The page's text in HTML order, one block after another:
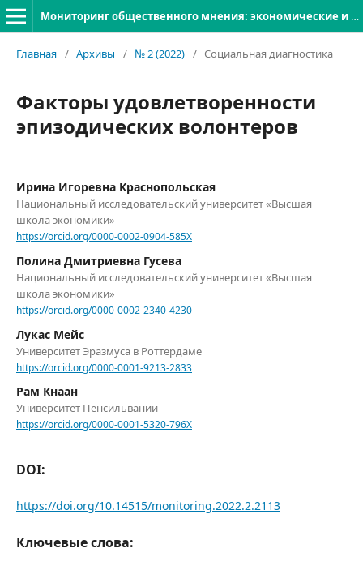
Мониторинг общественного мнения: экономические и социальные перемены
Главная / Архивы / № 2 (2022) / Социальная диагностика
Факторы удовлетворенности
эпизодических волонтеров
Ирина Игоревна Краснопольская
Национальный исследовательский университет «Высшая
школа экономики»
https://orcid.org/0000-0002-0904-585X
Полина Дмитриевна Гусева
Национальный исследовательский университет «Высшая
школа экономики»
https://orcid.org/0000-0002-2340-4230
Лукас Мейс
Университет Эразмуса в Роттердаме
https://orcid.org/0000-0001-9213-2833
Рам Кнаан
Университет Пенсильвании
https://orcid.org/0000-0001-5320-796X
DOI:
https://doi.org/10.14515/monitoring.2022.2.2113
Ключевые слова: